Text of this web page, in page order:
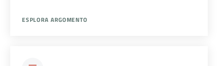
ESPLORA ARGOMENTO